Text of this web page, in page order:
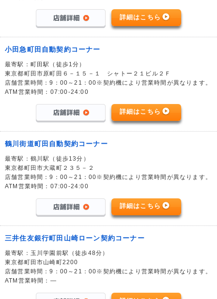
詳細はこちら
小田急町田自動契約コーナー
最寄駅：町田駅（徒歩1分）
東京都町田市原町田６－１５－１ シャトー２１ビル２Ｆ
店舗営業時間：9：00～21：00※契約機により営業時間が異なります。
ATM営業時間：07:00-24:00
詳細はこちら
鶴川街道町田自動契約コーナー
最寄駅：鶴川駅（徒歩13分）
東京都町田市大蔵町２３５－２
店舗営業時間：9：00～21：00※契約機により営業時間が異なります。
ATM営業時間：07:00-24:00
詳細はこちら
三井住友銀行町田山崎ローン契約コーナー
最寄駅：玉川学園前駅（徒歩48分）
東京都町田市山崎町2200
店舗営業時間：9：00～21：00※契約機により営業時間が異なります。
ATM営業時間：―